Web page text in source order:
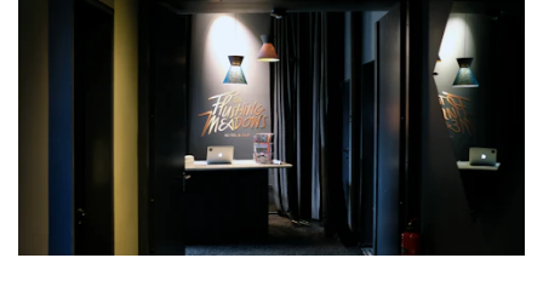
den drei Gs – geimpft (2x), getestet oder genesen (dr)außen
Gast zu sein, in einer Tasse einen Kaffee, einen Drink im Glas oder
Kulinarisches auf einem echten Teller genießen zu dürfen.
Unseren ersten Cappuccino am Tag der Wiedereröffnung der
Gastro-Außenbereiche, trinken wir im neuen frank Café in
Prenzlauer Berg. Marc Oliver Mansaray und Daniel Scheppan, die
bereits mit ihrem Kink (Restaurant & Bar) den Berliner Pfefferberg
um einen schönen Berliner Gastro-Ort bereichern, betreiben seit
einem Monat auch ein Kaffeehaus – gleich nebenan und im
kinkbekannten Stil. Räume aus dem 19. Jahrhundert, cooles